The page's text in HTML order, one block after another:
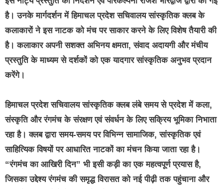
है। उनके मार्गदर्शन में हिमाचल प्रदेश सचिवालय सांस्कृतिक क्लब के
कलाकारों ने इस नाटक को मंच पर साकार करने के लिए विशेष तैयारी की
है। कलाकार अपनी सशक्त अभिनय क्षमता, संवाद अदायगी और मंचीय
प्रस्तुति के माध्यम से दर्शकों को एक यादगार सांस्कृतिक अनुभव प्रदान
करेंगे।
हिमाचल प्रदेश सचिवालय सांस्कृतिक क्लब लंबे समय से प्रदेश में कला,
संस्कृति और रंगमंच के संरक्षण एवं संवर्धन के लिए सक्रिय भूमिका निभाता
रहा है। क्लब द्वारा समय-समय पर विभिन्न सामाजिक, सांस्कृतिक एवं
साहित्यिक विषयों पर आधारित नाटकों का मंचन किया जाता रहा है।
“रंगमंच का आखिरी दिन” भी इसी कड़ी का एक महत्वपूर्ण प्रयास है,
जिसका उद्देश्य रंगमंच की समृद्ध विरासत को नई पीढ़ी तक पहुंचाना और